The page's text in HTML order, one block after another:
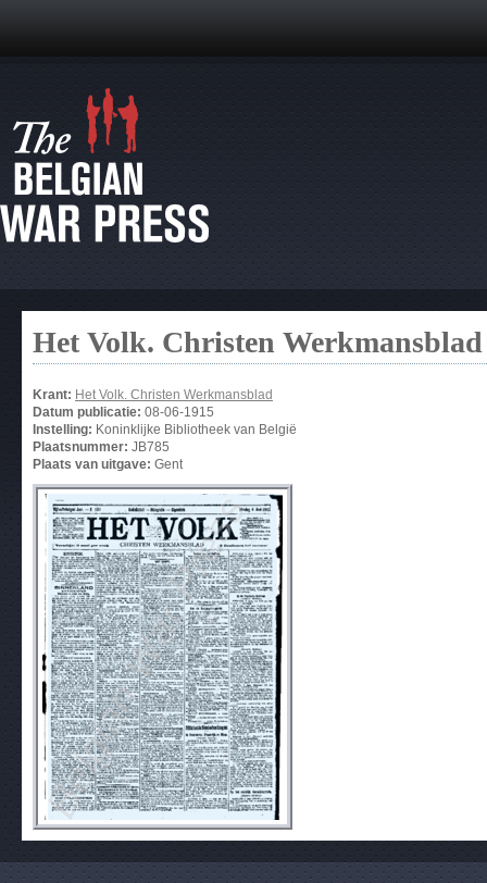
Het Volk. Christen Werkmansblad
Krant: Het Volk. Christen Werkmansblad
Datum publicatie: 08-06-1915
Instelling: Koninklijke Bibliotheek van België
Plaatsnummer: JB785
Plaats van uitgave: Gent